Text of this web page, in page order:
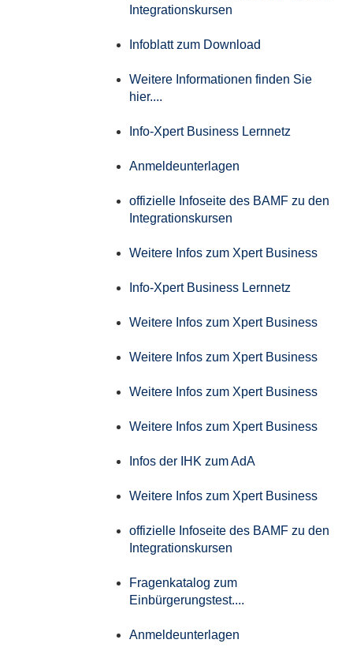
Integrationskursen
Infoblatt zum Download
Weitere Informationen finden Sie
hier....
Info-Xpert Business Lernnetz
Anmeldeunterlagen
offizielle Infoseite des BAMF zu den
Integrationskursen
Weitere Infos zum Xpert Business
Info-Xpert Business Lernnetz
Weitere Infos zum Xpert Business
Weitere Infos zum Xpert Business
Weitere Infos zum Xpert Business
Weitere Infos zum Xpert Business
Infos der IHK zum AdA
Weitere Infos zum Xpert Business
offizielle Infoseite des BAMF zu den
Integrationskursen
Fragenkatalog zum
Einbürgerungstest....
Anmeldeunterlagen